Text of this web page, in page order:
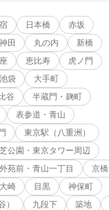
日本橋
赤坂
神田 丸の内
新橋
恵比寿
虎ノ門
池袋
大手町
谷
半蔵門・麹町
表参道・青山
東京駅（八重洲）
芝公園・東京タワー周辺
外苑前・青山一丁目
京橋
大崎 目黒
神保町
）
九段下 築地